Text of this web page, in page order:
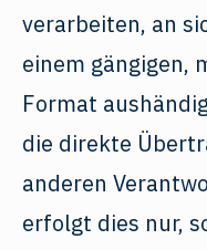
verarbeiten, an
einem gängigen,
Format
die direkte
anderen
erfolgt dies nur,